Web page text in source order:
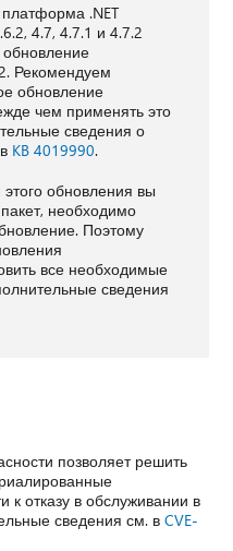
.NET
4.7, 4.7.1 и 4.7.2
обновление
Рекомендуем
обновление
чем применять это
сведения о
KB 4019990.
обновления вы
необходимо
Поэтому
все необходимые
сведения
позволяет решить
к отказу в обслуживании в
сведения см. вCVE-